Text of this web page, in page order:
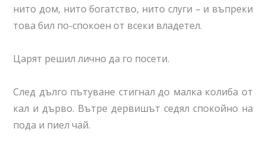
нито дом, нито богатство, нито слуги – и въпреки
това бил по-спокоен от всеки владетел.
Царят решил лично да го посети.
След дълго пътуване стигнал до малка колиба от
кал и дърво. Вътре дервишът седял спокойно на
пода и пиел чай.